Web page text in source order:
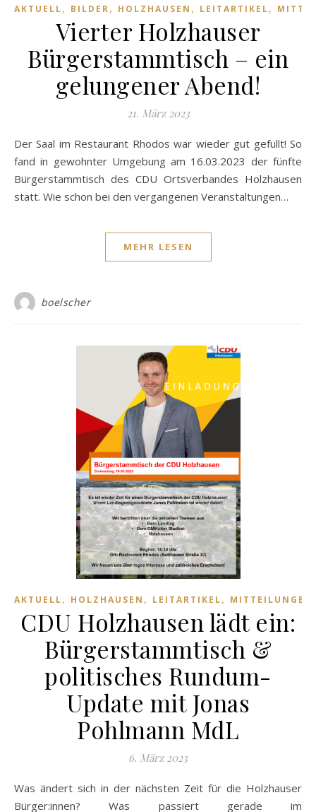
AKTUELL, BILDER, HOLZHAUSEN , LEITARTIKEL,
Vierter Holzhauser
Bürgerstammtisch – ein
gelungener Abend!
21. März 2023
Der Saal im Restaurant Rhodos war wieder gut gefüllt! So
fand in gewohnter Umgebung am 16.03.2023 der fünfte
Bürgerstammtisch des CDU Ortsverbandes Holzhausen
statt. Wie schon bei den vergangenen Veranstaltungen…
MEHR LESEN
boelscher
AKTUELL, HOLZHAUSEN , LEITARTIKEL, MITTEILUNGEN
CDU Holzhausen lädt ein:
Bürgerstammtisch &
politisches Rundum-
Update mit Jonas
Pohlmann MdL
6. März 2023
Was ändert sich in der nächsten Zeit für die Holzhauser
Bürger:innen? Was passiert gerade im